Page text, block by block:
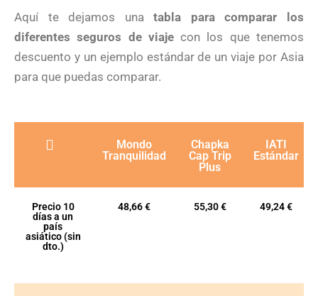
Aquí te dejamos unatabla para comparar los
diferentes seguros de viajecon los que tenemos
descuento y un ejemplo estándar de un viaje por Asia
para que puedas comparar.
Mondo
Tranquilidad
Chapka
Cap Trip
Plus
IATI
Estándar
Precio 10
días a un
país
asiático (sin
dto.)
48,66 € 55,30 € 49,24 €